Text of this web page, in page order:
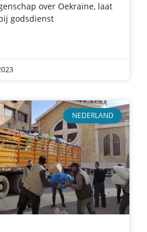
over Oekraïne, laat
godsdienst
NEDERLAND